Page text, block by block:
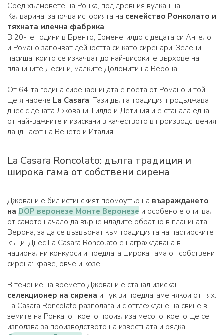
Сред хълмовете на Ронка, под древния вулкан на
Калварина, започва историята на семейство Ронколато и
тяхната млечна фабрика.
В 20-те години в Бренто, Ерменегилдо с децата си Ангело
и Романо започват дейността си като сиренари. Зелени
пасища, които се изкачват до най-високите върхове на
планините Лесини, малките Доломити на Верона.
От 64-та година сиренарницата е поета от Романо и той
ще я нарече La Casara. Тази дълга традиция продължава
днес с децата Джовани, Гилдо и Летиция и е станала една
от най-важните и изискани в качеството в производствения
ландшафт на Венето и Италия.
La Casara Roncolato: дълга традиция и
широка гама от собствени сирена
Джовани е бил истинският промоутър на възраждането
на DOP веронезе Монте Веронезе и особено е опитвал
от самото начало да върне младите обратно в планината
Верона, за да се възвърнат към традицията на пастирските
къщи. Днес La Casara Roncolato е награждавана в
национални конкурси и предлага широка гама от собствени
сирена: краве, овче и козе.
В течение на времето Джовани е станал изискан
селекционер на сирена и тук ви предлагаме някои от тях.
La Casara Roncolato разполага и с отглеждане на свине в
земите на Ронка, от което произлиза месото, което ще се
използва за производството на известната и рядка